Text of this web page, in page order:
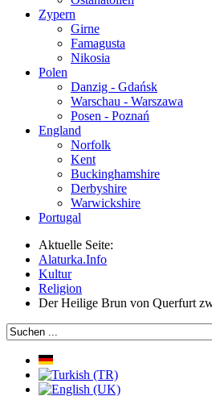
Zypern
Girne
Famagusta
Nikosia
Polen
Danzig - Gdańsk
Warschau - Warszawa
Posen - Poznań
England
Norfolk
Kent
Buckinghamshire
Derbyshire
Warwickshire
Portugal
Aktuelle Seite:
Alaturka.Info
Kultur
Religion
Der Heilige Brun von Querfurt